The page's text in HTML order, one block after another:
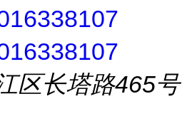
区长塔路465号